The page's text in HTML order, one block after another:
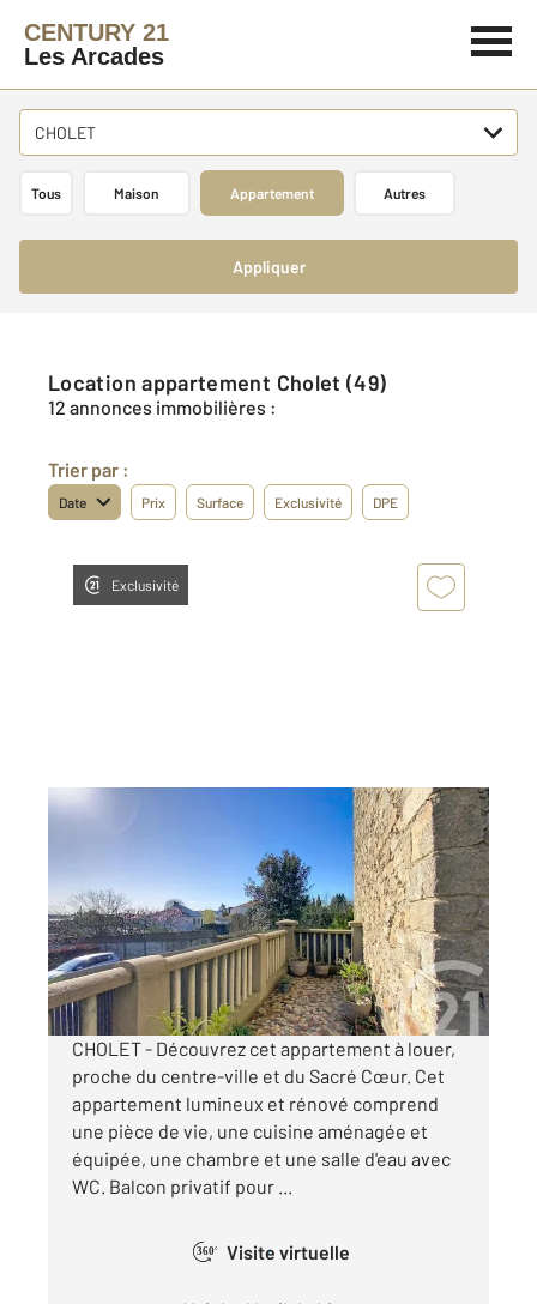
CENTURY 21
Les Arcades
CHOLET
Tous Maison Appartement Autres
Appliquer
Location appartement Cholet (49)
12 annonces immobilières :
Trier par :
Date Prix Surface Exclusivité DPE
Exclusivité
CHOLET 49
Appartement T2 à louer
533 €
par mois charges comprises
CHOLET - Découvrez cet appartement à louer,
proche du centre-ville et du Sacré Cœur. Cet
appartement lumineux et rénové comprend
une pièce de vie, une cuisine aménagée et
équipée, une chambre et une salle d'eau avec
WC. Balcon privatif pour ...
360° Visite virtuelle